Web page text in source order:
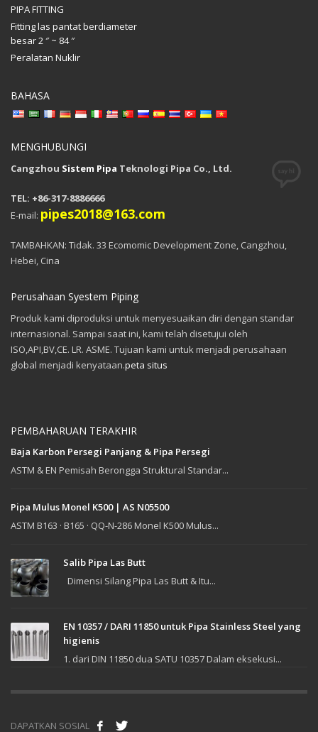
PIPA FITTING
Fitting las pantat berdiameter
besar 2 ″ ~ 84 ″
Peralatan Nuklir
BAHASA
MENGHUBUNGI
Cangzhou Sistem Pipa Teknologi Pipa Co., Ltd.
TEL: +86-317-8886666
E-mail: pipes2018@163.com
TAMBAHKAN: Tidak. 33 Ecomomic Development Zone, Cangzhou,
Hebei, Cina
Perusahaan Syestem Piping
Produk kami diproduksi untuk menyesuaikan diri dengan standar
internasional. Sampai saat ini, kami telah disetujui oleh
ISO,API,BV,CE. LR. ASME. Tujuan kami untuk menjadi perusahaan
global menjadi kenyataan.peta situs
PEMBAHARUAN TERAKHIR
Baja Karbon Persegi Panjang & Pipa Persegi
ASTM & EN Pemisah Berongga Struktural Standar...
Pipa Mulus Monel K500 | AS N05500
ASTM B163 · B165 · QQ-N-286 Monel K500 Mulus...
Salib Pipa Las Butt
Dimensi Silang Pipa Las Butt & Itu...
EN 10357 / DARI 11850 untuk Pipa Stainless Steel yang
higienis
1. dari DIN 11850 dua SATU 10357 Dalam eksekusi...
DAPATKAN SOSIAL